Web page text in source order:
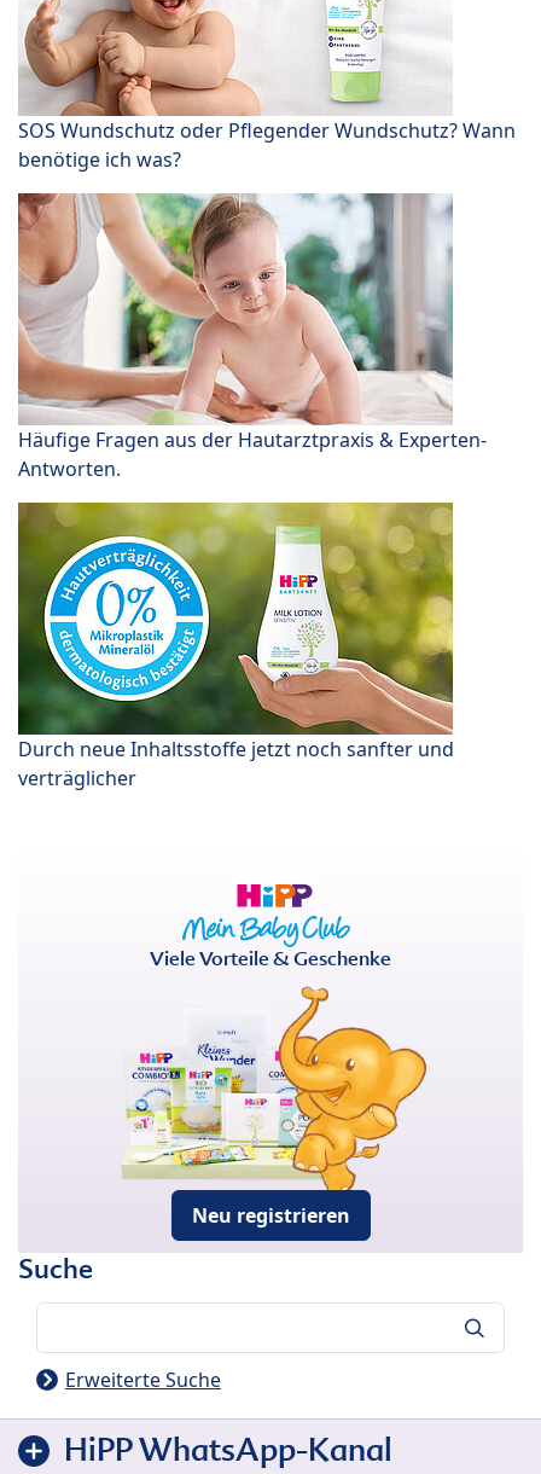
SOS Wundschutz oder Pflegender Wundschutz? Wann
benötige ich was?
Häufige Fragen aus der Hautarztpraxis & Experten-
Antworten.
Durch neue Inhaltsstoffe jetzt noch sanfter und
verträglicher
Viele Vorteile & Geschenke
Neu registrieren
Suche
Erweiterte Suche
HiPP WhatsApp-Kanal